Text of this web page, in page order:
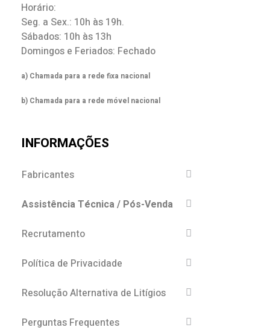
Horário:
Seg. a Sex.: 10h às 19h.
Sábados: 10h às 13h
Domingos e Feriados: Fechado
a) Chamada para a rede fixa nacional
b) Chamada para a rede móvel nacional
INFORMAÇÕES
Fabricantes
Assistência Técnica / Pós-Venda
Recrutamento
Política de Privacidade
Resolução Alternativa de Litígios
Perguntas Frequentes